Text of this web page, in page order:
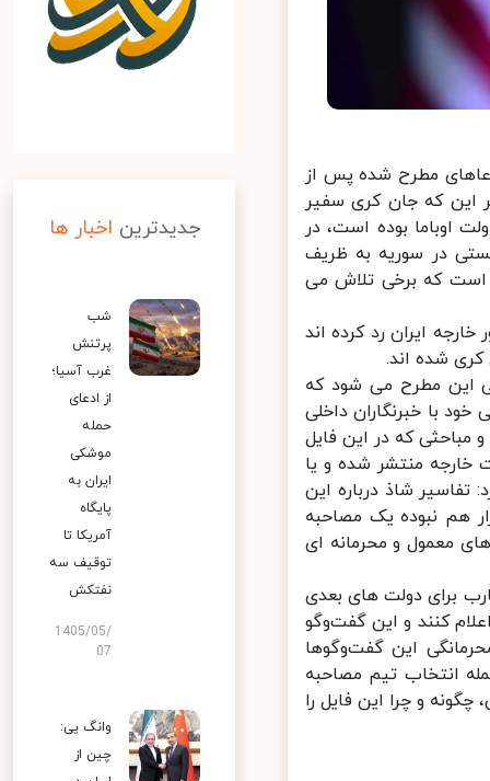
مطرح شده پس از
این که جان کری سفیر
اوباما بوده است، در
در سوریه به ظریف
است که برخی تلاش می
ایران رد کرده اند
شده اند.
این مطرح می شود که
با خبرنگاران داخلی
که در این فایل
منتشر شده و یا
شاذ درباره این
هم نبوده یک مصاحبه
معمول و محرمانه ای
برای دولت های بعدی
کنند و این گفت‌وگو
این گفت‌وگوها
انتخاب تیم مصاحبه
و چرا این فایل را
جدیدترین اخبار ها
شب
پرتنش
غرب آسیا؛
از ادعای
حمله
موشکی
ایران به
پایگاه
آمریکا تا
توقیف سه
نفتکش
1405/05/
07
وانگ یی:
چین از